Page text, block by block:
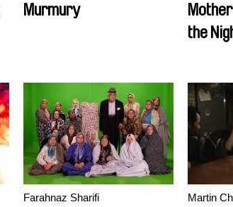
Murmury
the
Farahnaz Sharifi Martin